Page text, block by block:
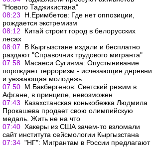
"Нового Таджикистана"
08:23
Н.Еримбетов: Где нет оппозиции,
рождается экстремизм
08:12
Китай строит город в белорусских
лесах
08:07
В Кыргызстане издали и бесплатно
раздают "Справочник трудового мигранта"
07:58 Масаеси Сугияма: Опустынивание
порождает терроризм - исчезающие деревни
и уезжающая молодежь
07:50 М.Бакбергенов: Светский режим в
Афгане, в принципе, невозможен
07:43
Казахстанская конькобежка Людмила
Прокашева продает свою олимпийскую
медаль. Жить не на что
07:40 Хакеры из США зачем-то взломали
сайт института сейсмологии Кыргызстана
07:34 "НГ": Мигрантам в России предлагают